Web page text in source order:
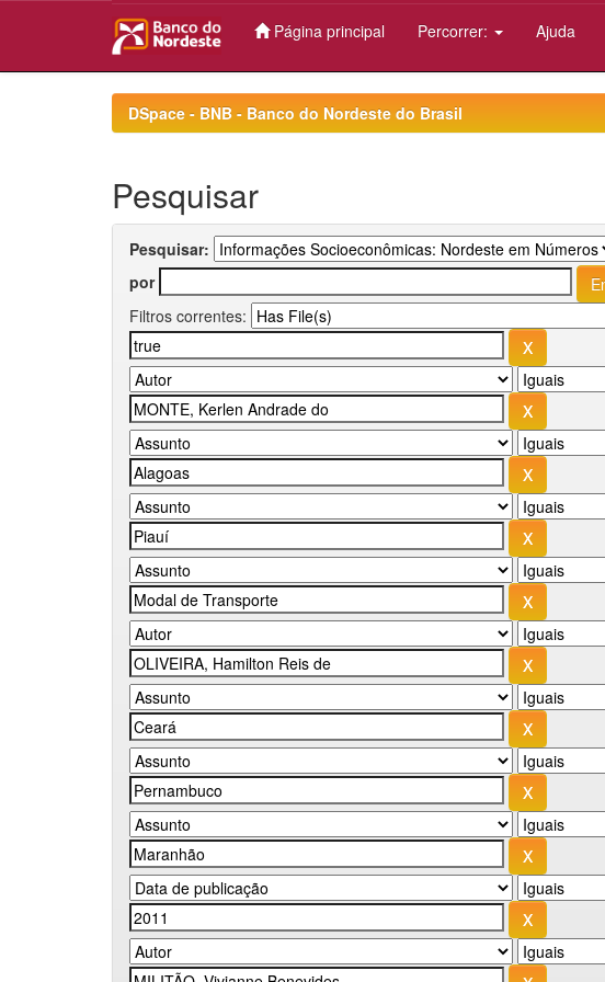
Página principal Percorrer: Ajuda
DSpace - BNB - Banco do Nordeste do Brasil
Pesquisar
Pesquisar:
por
Filtros correntes: